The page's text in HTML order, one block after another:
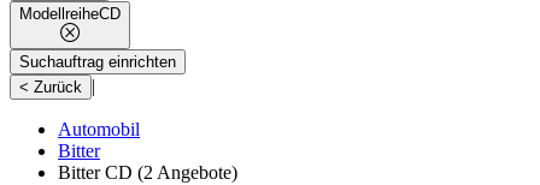
ModellreiheCD
Suchauftrag einrichten
< Zurück |
Automobil
Bitter
Bitter CD (2 Angebote)